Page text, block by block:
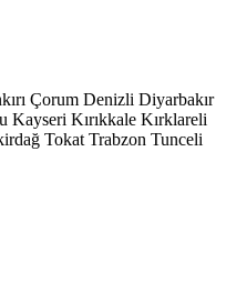
Çorum Denizli Diyarbakır
Kayseri Kırıkkale Kırklareli
Tokat Trabzon Tunceli